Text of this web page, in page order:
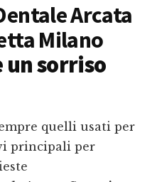
Arcata
Milano
un sorriso
quelli usati per
principali per